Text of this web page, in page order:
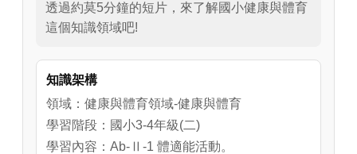
透過約莫5分鐘的短片，來了解國小健康與體育
這個知識領域吧!
知識架構
領域：健康與體育領域-健康與體育
學習階段：國小3-4年級(二)
學習內容：Ab-Ⅱ-1 體適能活動。